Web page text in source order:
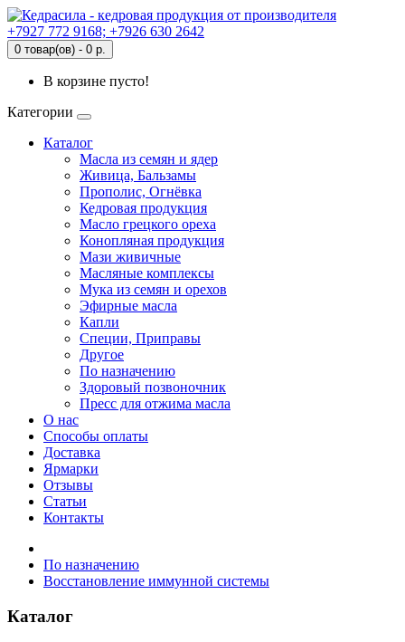
+7927 772 9168; +7926 630 2642
0 товар(ов) - 0 р.
В корзине пусто!
Категории
Каталог
Масла из семян и ядер
Живица, Бальзамы
Прополис, Огнёвка
Кедровая продукция
Масло грецкого ореха
Конопляная продукция
Мази живичные
Масляные комплексы
Мука из семян и орехов
Эфирные масла
Капли
Специи, Приправы
Другое
По назначению
Здоровый позвоночник
Пресс для отжима масла
О нас
Способы оплаты
Доставка
Ярмарки
Отзывы
Статьи
Контакты
По назначению
Восстановление иммунной системы
Каталог